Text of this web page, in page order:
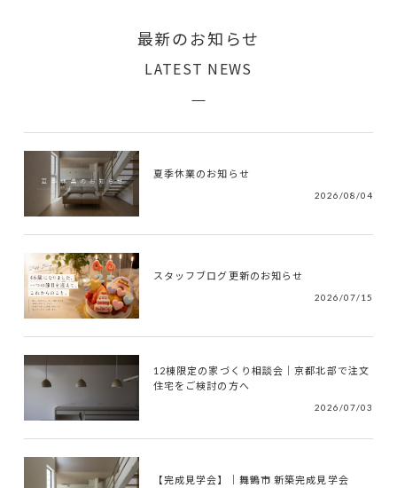
最新のお知らせ
LATEST NEWS
夏季休業のお知らせ
2026/08/04
スタッフブログ更新のお知らせ
2026/07/15
12棟限定の家づくり相談会｜京都北部で注文
住宅をご検討の方へ
2026/07/03
【完成見学会】｜舞鶴市 新築完成見学会